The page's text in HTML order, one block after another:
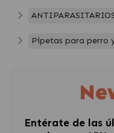
Pipetas para perro
Entérate de las